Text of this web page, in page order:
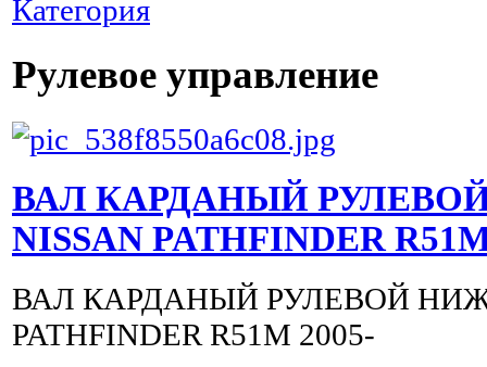
Категория
Рулевое управление
ВАЛ КАРДАНЫЙ
NISSAN PATHFINDER
ВАЛ КАРДАНЫЙ РУЛЕВОЙ
PATHFINDER R51M 2005-